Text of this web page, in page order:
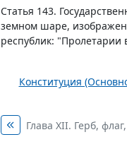
Статья 143.
земном шаре,
республик: "Пролетарии
Конституция
Глава XII. Герб,